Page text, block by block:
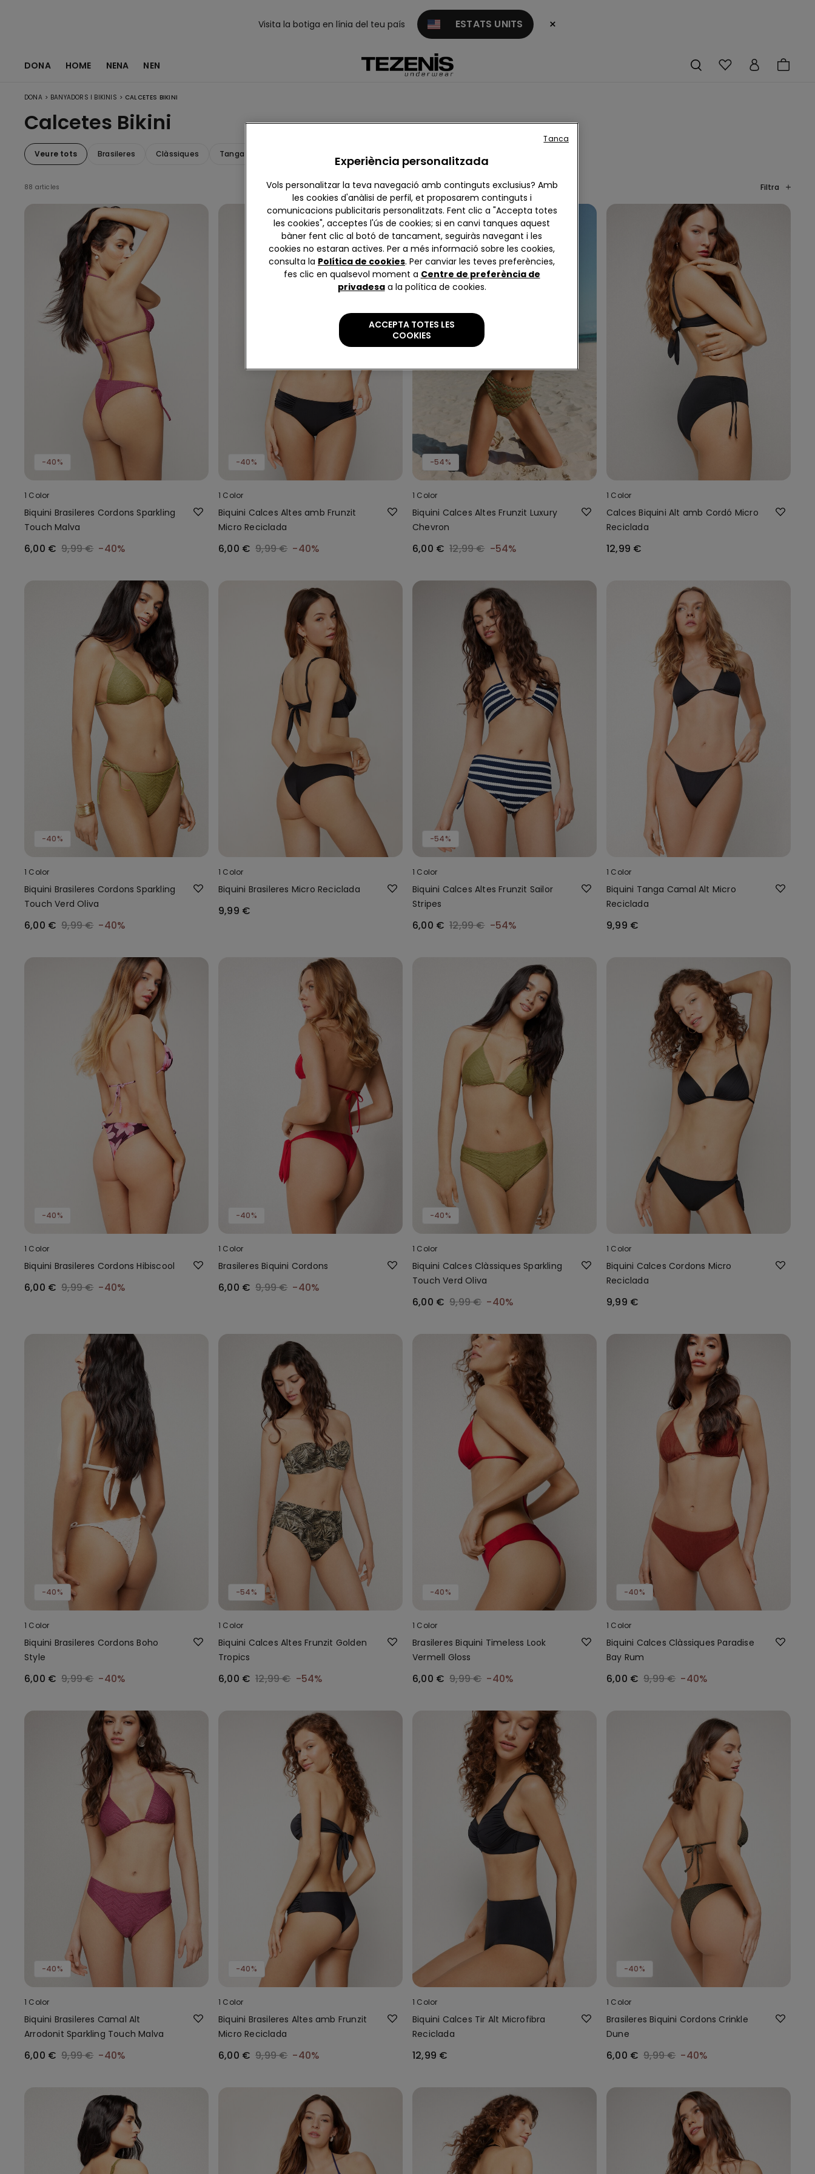
Visita la botiga en línia del teu país ESTATS UNITS ×
DONA HOME NENA NEN
DONA > BANYADORS I BIKINIS > CALCETES BIKINI
Calcetes Bikini
Veure tots Brasileres Clàssiques Tanga
88 articles Filtra
-40%
1 Color
Biquini Brasileres Cordons Sparkling
Touch Malva
6,00 € 9,99 € -40%
-40%
1 Color
Biquini Calces Altes amb Frunzit
Micro Reciclada
6,00 € 9,99 € -40%
-54%
1 Color
Biquini Calces Altes Frunzit Luxury
Chevron
6,00 € 12,99 € -54%
1 Color
Calces Biquini Alt amb Cordó Micro
Reciclada
12,99 €
-40%
1 Color
Biquini Brasileres Cordons Sparkling
Touch Verd Oliva
6,00 € 9,99 € -40%
1 Color
Biquini Brasileres Micro Reciclada
9,99 €
-54%
1 Color
Biquini Calces Altes Frunzit Sailor
Stripes
6,00 € 12,99 € -54%
1 Color
Biquini Tanga Camal Alt Micro
Reciclada
9,99 €
-40%
1 Color
Biquini Brasileres Cordons Hibiscool
6,00 € 9,99 € -40%
-40%
1 Color
Brasileres Biquini Cordons
6,00 € 9,99 € -40%
-40%
1 Color
Biquini Calces Clàssiques Sparkling
Touch Verd Oliva
6,00 € 9,99 € -40%
1 Color
Biquini Calces Cordons Micro
Reciclada
9,99 €
-40%
1 Color
Biquini Brasileres Cordons Boho
Style
6,00 € 9,99 € -40%
-54%
1 Color
Biquini Calces Altes Frunzit Golden
Tropics
6,00 € 12,99 € -54%
-40%
1 Color
Brasileres Biquini Timeless Look
Vermell Gloss
6,00 € 9,99 € -40%
-40%
1 Color
Biquini Calces Clàssiques Paradise
Bay Rum
6,00 € 9,99 € -40%
-40%
1 Color
Biquini Brasileres Camal Alt
Arrodonit Sparkling Touch Malva
6,00 € 9,99 € -40%
-40%
1 Color
Biquini Brasileres Altes amb Frunzit
Micro Reciclada
6,00 € 9,99 € -40%
1 Color
Biquini Calces Tir Alt Microfibra
Reciclada
12,99 €
-40%
1 Color
Brasileres Biquini Cordons Crinkle
Dune
6,00 € 9,99 € -40%
Experiència personalitzada
Vols personalitzar la teva navegació amb continguts exclusius? Amb
les cookies d'anàlisi de perfil, et proposarem continguts i
comunicacions publicitaris personalitzats. Fent clic a "Accepta totes
les cookies", acceptes l'ús de cookies; si en canvi tanques aquest
bàner fent clic al botó de tancament, seguiràs navegant i les
cookies no estaran actives. Per a més informació sobre les cookies,
consulta la Política de cookies. Per canviar les teves preferències,
fes clic en qualsevol moment a Centre de preferència de
privadesaa la política de cookies.
ACCEPTA TOTES LES
COOKIES
Tanca